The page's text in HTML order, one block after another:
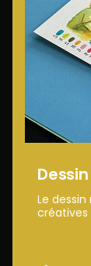
Dessin
Le
créatives